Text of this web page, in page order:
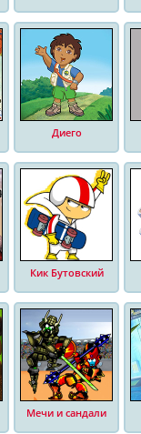
Диего
Кик Бутовский
Мечи и сандали